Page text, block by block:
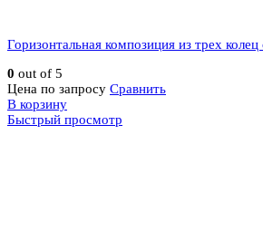
Горизонтальная композиция из трех
0 out of 5
Цена по запросу Сравнить
В корзину
Быстрый просмотр